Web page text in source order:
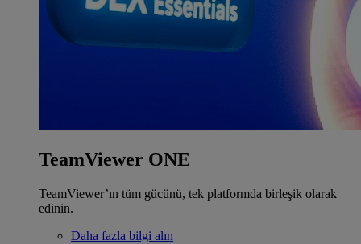
TeamViewer ONE
TeamViewer’ın tüm gücünü, tek platformda birleşik olarak
edinin.
Daha fazla bilgi alın